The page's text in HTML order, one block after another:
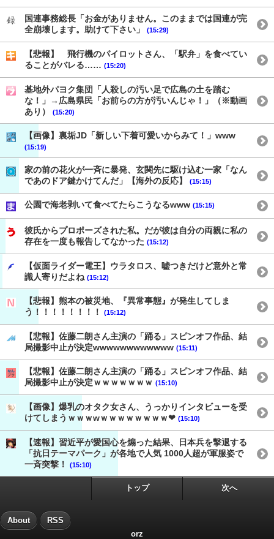
国連事務総長「お金がありません。このままでは国連が完
全崩壊します。助けて下さい」
(15:29)
【悲報】 飛行機のパイロットさん、「駅弁」を食べてい
ることがバレる…… (15:20)
基地外パヨク集団「人殺しの汚い足で広島の土を踏む
な！」→広島県民「お前らの方が汚いんじゃ！」（※動画
あり）
(15:20)
【画像】裏垢JD「新しい下着可愛いからみて！」www
(15:19)
家の前の花火が一斉に暴発、玄関先に駆け込む一家「なん
であのドア鍵かけてんだ」【海外の反応】
(15:15)
公園で海老剥いて食べてたらこうなるwww (15:15)
彼氏からプロポーズされた私。だが彼は自分の両親に私の
存在を一度も報告してなかった (15:12)
【仮面ライダー電王】ウラタロス、嘘つきだけど意外と常
識人寄りだよね (15:12)
【悲報】熊本の被災地、『異常事態』が発生してしま
う！！！！！！！！
(15:12)
【悲報】佐藤二朗さん主演の「踊る」スピンオフ作品、結
局撮影中止が決定wwwwwwwwwwww (15:11)
【悲報】佐藤二朗さん主演の「踊る」スピンオフ作品、結
局撮影中止が決定ｗｗｗｗｗｗｗ (15:10)
【画像】爆乳のオタク女さん、うっかりインタビューを受
けてしまうｗｗｗwｗｗｗｗｗｗｗｗ❤ (15:10)
【速報】習近平が愛国心を煽った結果、日本兵を撃退する
「抗日テーマパーク」が各地で人気 1000人超が軍服姿で
一斉突撃！
(15:10)
トップ 次へ
About RSS
orz